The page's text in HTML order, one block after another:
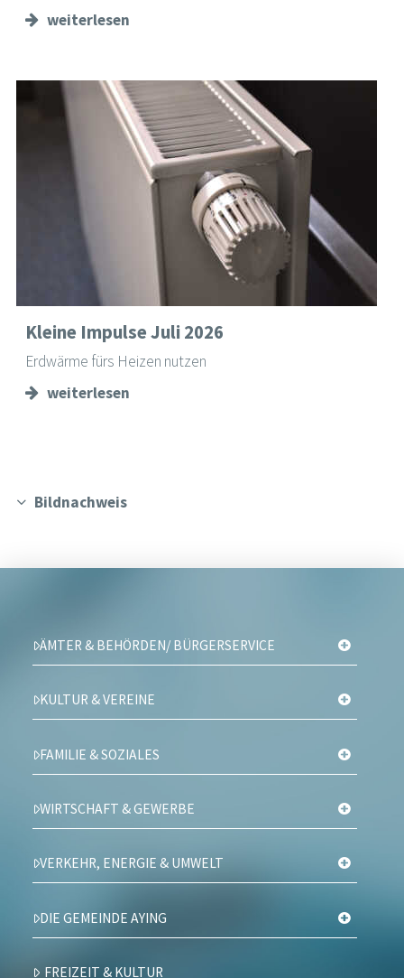
weiterlesen
Kleine Impulse Juli 2026
Erdwärme fürs Heizen nutzen
weiterlesen
Bildnachweis
ÄMTER & BEHÖRDEN/ BÜRGERSERVICE
KULTUR & VEREINE
FAMILIE & SOZIALES
WIRTSCHAFT & GEWERBE
VERKEHR, ENERGIE & UMWELT
DIE GEMEINDE AYING
FREIZEIT & KULTUR